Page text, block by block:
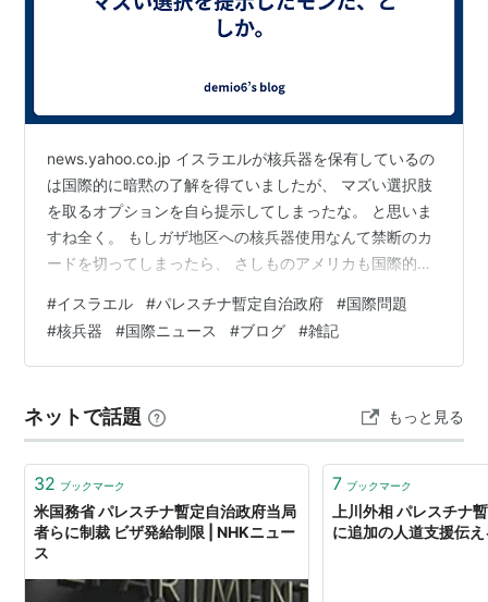
news.yahoo.co.jp イスラエルが核兵器を保有しているの
は国際的に暗黙の了解を得ていましたが、 マズい選択肢
を取るオプションを自ら提示してしまったな。 と思いま
すね全く。 もしガザ地区への核兵器使用なんて禁断のカ
ードを切ってしまったら、 さしものアメリカも国際的に
イスラエル滅ぼすべし、との国際世論が沸騰する事請け
合いですよ。 イスラエルは敵を民族丸ごとせん滅せしめ
んと試みているようですが、 嘗てユダヤ人を絶滅せしめ
始めた、という証左なのではないでしょうか。 イスラエ
ルは破滅への道…
#イスラエル #パレスチナ暫定自治政府 #国際問題
#核兵器 #国際ニュース #ブログ #雑記
ネットで話題 もっと見る
32 ブックマーク
米国務省 パレスチナ暫定自治政府当局
者らに制裁 ビザ発給制限 | NHKニュー
ス
7 ブックマーク
上川外相 パレスチナ
に追加の人道支援伝